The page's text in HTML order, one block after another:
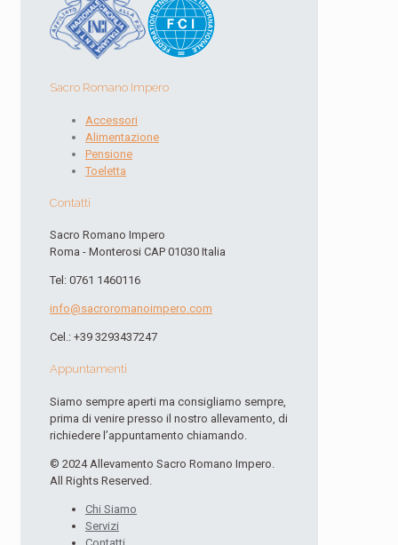
Sacro Romano Impero
Accessori
Alimentazione
Pensione
Toeletta
Contatti
Sacro Romano Impero
Roma - Monterosi CAP 01030 Italia
Tel: 0761 1460116
info@sacroromanoimpero.com
Cel.: +39 3293437247
Appuntamenti
Siamo sempre aperti ma consigliamo sempre,
prima di venire presso il nostro allevamento, di
richiedere l’appuntamento chiamando.
© 2024 Allevamento Sacro Romano Impero.
All Rights Reserved.
Chi Siamo
Servizi